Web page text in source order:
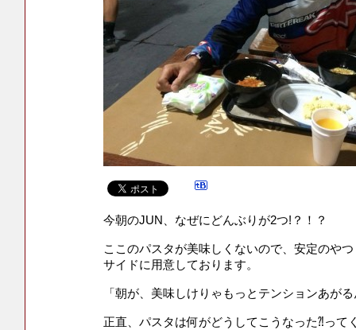
今朝のJUN、なぜにどんぶりが2つ!？！？
ここのパスタが美味しくないので、安定のや
サイドに用意しております。
「朝が、美味しけりゃもっとテンションあが
正直、パスタは何がどうしてこうなった⁈って